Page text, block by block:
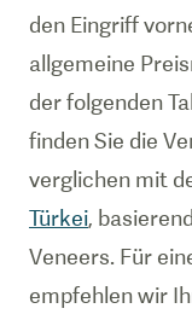
den Eingriff
allgemeine
der folgenden
finden Sie die
verglichen mit
Türkei,
Veneers. Für
empfehlen wir